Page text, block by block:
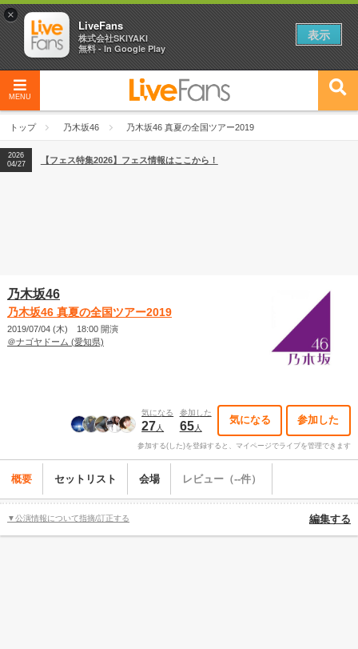
MENU
トップ 乃木坂46 乃木坂46 真夏の全国ツアー2019
2026
04/27
2026
【ライブ動員ランキング】2026年上半期編発表！
2026
04/27
【フェス特集2026】フェス情報はここから！
乃木坂46
乃木坂46 真夏の全国ツアー2019
2019/07/04 (木) 18:00 開演
＠ナゴヤドーム (愛知県)
気になる
27人
参加した
65人
気になる 参加した
参加する(した)を登録すると、マイページでライブを管理できます
概要 セットリスト 会場 レビュー（--件）
▼公演情報について指摘/訂正する 編集する
×
LiveFans
株式会社SKIYAKI
無料 - In Google Play
表示